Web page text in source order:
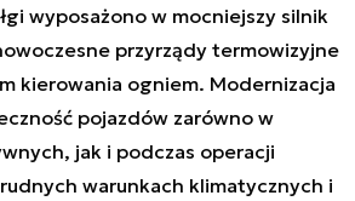
wyposażono w mocniejszy silnik
przyrządy termowizyjne
kierowania ogniem. Modernizacja
pojazdów zarówno w
jak i podczas operacji
warunkach klimatycznych i